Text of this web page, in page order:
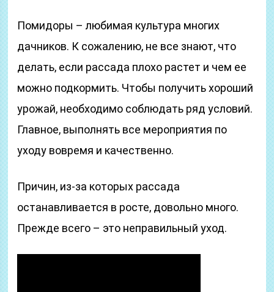
Помидоры – любимая культура многих
дачников. К сожалению, не все знают, что
делать, если рассада плохо растет и чем ее
можно подкормить. Чтобы получить хороший
урожай, необходимо соблюдать ряд условий.
Главное, выполнять все мероприятия по
уходу вовремя и качественно.
Причин, из-за которых рассада
останавливается в росте, довольно много.
Прежде всего – это неправильный уход.